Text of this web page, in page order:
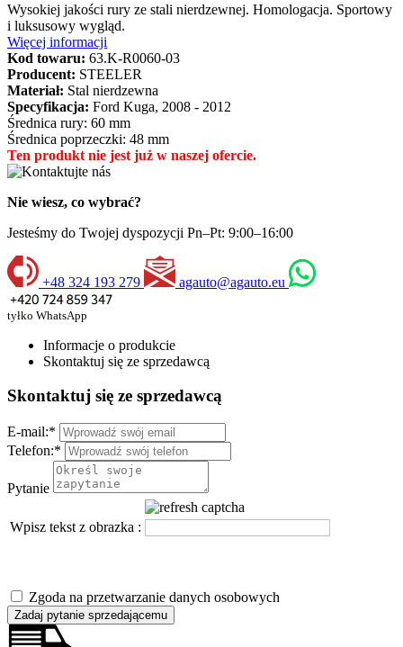
Wysokiej jakości rury ze stali nierdzewnej. Homologacja. Sportowy
i luksusowy wygląd.
Więcej informacji
Kod towaru: 63.K-R0060-03
Producent: STEELER
Materiał: Stal nierdzewna
Specyfikacja: Ford Kuga, 2008 - 2012
Średnica rury: 60 mm
Średnica poprzeczki: 48 mm
Ten produkt nie jest już w naszej ofercie.
Nie wiesz, co wybrać?
Jesteśmy do Twojej dyspozycji Pn–Pt: 9:00–16:00
+48 324 193 279 agauto@agauto.eu
tyłko WhatsApp
Informacje o produkcie
Skontaktuj się ze sprzedawcą
Skontaktuj się ze sprzedawcą
E-mail:*
Telefon:*
Pytanie
Wpisz tekst z obrazka :
Zgoda na przetwarzanie danych osobowych
Zadaj pytanie sprzedającemu